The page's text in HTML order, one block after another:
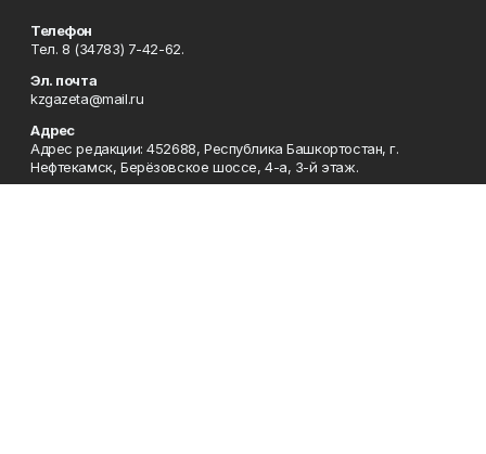
Телефон
Тел. 8 (34783) 7-42-62.
Эл. почта
kzgazeta@mail.ru
Адрес
Адрес редакции: 452688, Республика Башкортостан, г.
Нефтекамск, Берёзовское шоссе, 4-а, 3-й этаж.